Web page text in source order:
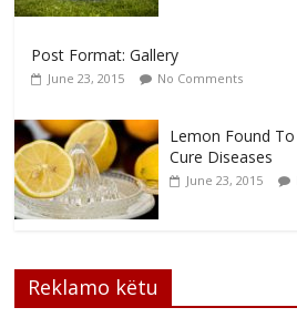
Post Format: Gallery
June 23, 2015 No Comments
Lemon Found
Cure Diseases
June 23, 2015
Reklamo këtu